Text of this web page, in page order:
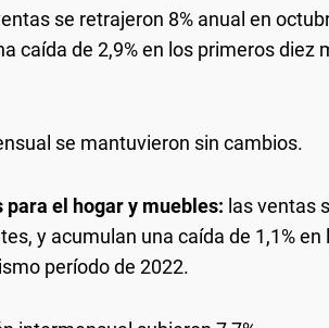
se retrajeron 8% anual en
caída de 2,9% en los primeros diez
se mantuvieron sin cambios.
el hogar y muebles: las ventas
y acumulan una caída de 1,1%
período de 2022.